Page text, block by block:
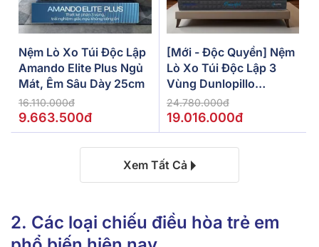
Nệm Lò Xo Túi Độc Lập
Amando Elite Plus Ngủ
Mát, Êm Sâu Dày 25cm
16.110.000đ
9.663.500đ
[Mới - Độc Quyền] Nệm
Lò Xo Túi Độc Lập 3
Vùng Dunlopillo
De.Stress Powerful
24.780.000đ
19.016.000đ
Xem Tất Cả
2. Các loại chiếu điều hòa trẻ em